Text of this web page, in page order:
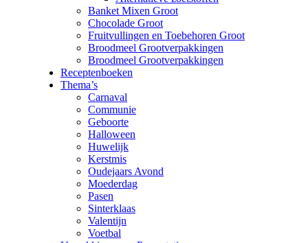
Banket Mixen Groot
Chocolade Groot
Fruitvullingen en Toebehoren Groot
Broodmeel Grootverpakkingen
Broodmeel Grootverpakkingen
Receptenboeken
Thema’s
Carnaval
Communie
Geboorte
Halloween
Huwelijk
Kerstmis
Oudejaars Avond
Moederdag
Pasen
Sinterklaas
Valentijn
Voetbal